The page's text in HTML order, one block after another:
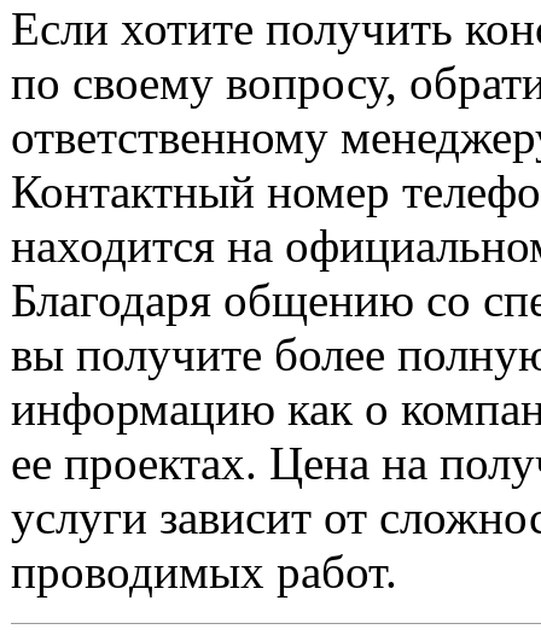
Если хотите получить
по своему вопросу,
ответственному
Контактный номер
находится на
Благодаря общению со
вы получите более
информацию как о
ее проектах. Цена на
услуги зависит от
проводимых работ.